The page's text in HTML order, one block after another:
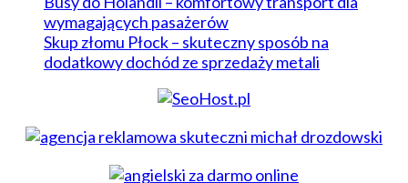
wymagających pasażerów
Skup złomu Płock – skuteczny sposób na
dodatkowy dochód ze sprzedaży metali